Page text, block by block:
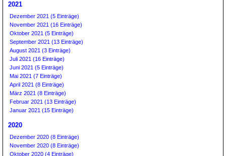
2021
Dezember 2021 (5 Einträge)
November 2021 (16 Einträge)
Oktober 2021 (5 Einträge)
September 2021 (13 Einträge)
August 2021 (3 Einträge)
Juli 2021 (16 Einträge)
Juni 2021 (5 Einträge)
Mai 2021 (7 Einträge)
April 2021 (8 Einträge)
März 2021 (8 Einträge)
Februar 2021 (13 Einträge)
Januar 2021 (15 Einträge)
2020
Dezember 2020 (8 Einträge)
November 2020 (8 Einträge)
Oktober 2020 (4 Einträge)